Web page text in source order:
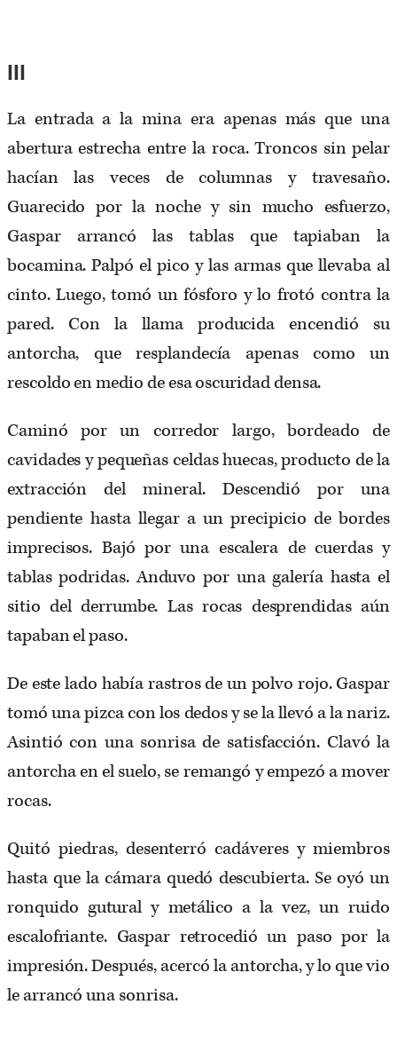
La entrada a la mina era apenas más que una
abertura estrecha entre la roca. Troncos sin pelar
hacían las­ veces de columnas y travesaño.
Guarecido por la noche y sin mucho esfuerzo,
Gaspar arrancó las tablas que tapiaban la
bocamina. Palpó el pico y las armas que llevaba al
cinto. Luego, tomó un fósforo y lo frotó contra la
pared. Con la llama producida encendió su
antorcha, que resplandecía apenas como un
rescoldo en medio de esa oscuridad densa.
Caminó por un corredor largo, bordeado de
cavidades y pequeñas celdas huecas, producto de la
extracción del mineral. Descendió por una
pendiente hasta llegar a un precipicio de bordes
imprecisos. Bajó por una escalera de cuerdas y
tablas podridas. Anduvo por una ga­lería hasta el
sitio del derrumbe. Las rocas desprendidas aún
tapaban el paso.
De este lado había rastros de un polvo rojo. Gaspar
tomó una pizca con los dedos y se la llevó a la nariz.
Asintió con una sonrisa de satisfacción. Clavó la
an­torcha en el suelo, se remangó y empezó a mover
rocas.
Quitó piedras, desenterró cadáveres y miembros
hasta que la cámara quedó descubierta. Se oyó un
ronquido gutural y metálico a la vez, un ruido
escalofriante. Gaspar retrocedió un paso por la
impresión. Después, acercó la antorcha, y lo que vio
le arrancó una sonrisa.